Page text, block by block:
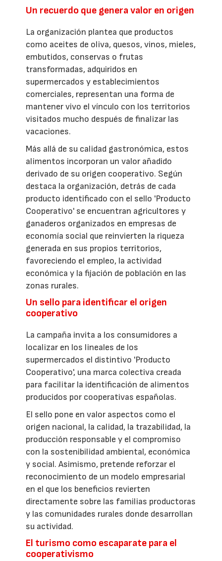
Un recuerdo que genera valor en origen
La organización plantea que productos
como aceites de oliva, quesos, vinos, mieles,
embutidos, conservas o frutas
transformadas, adquiridos en
supermercados y establecimientos
comerciales, representan una forma de
mantener vivo el vínculo con los territorios
visitados mucho después de finalizar las
vacaciones.
Más allá de su calidad gastronómica, estos
alimentos incorporan un valor añadido
derivado de su origen cooperativo. Según
destaca la organización, detrás de cada
producto identificado con el sello 'Producto
Cooperativo' se encuentran agricultores y
ganaderos organizados en empresas de
economía social que reinvierten la riqueza
generada en sus propios territorios,
favoreciendo el empleo, la actividad
económica y la fijación de población en las
zonas rurales.
Un sello para identificar el origen
cooperativo
La campaña invita a los consumidores a
localizar en los lineales de los
supermercados el distintivo 'Producto
Cooperativo', una marca colectiva creada
para facilitar la identificación de alimentos
producidos por cooperativas españolas.
El sello pone en valor aspectos como el
origen nacional, la calidad, la trazabilidad, la
producción responsable y el compromiso
con la sostenibilidad ambiental, económica
y social. Asimismo, pretende reforzar el
reconocimiento de un modelo empresarial
en el que los beneficios revierten
directamente sobre las familias productoras
y las comunidades rurales donde desarrollan
su actividad.
El turismo como escaparate para el
cooperativismo